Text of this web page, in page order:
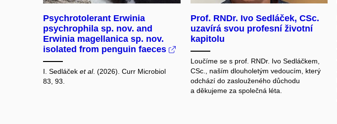
Psychrotolerant Erwinia
psychrophila sp. nov. and
Erwinia magellanica sp. nov.
isolated from penguin faeces
I. Sedláček et al. (2026). Curr Microbiol
83, 93.
Prof. RNDr. Ivo Sedláček, CSc.
uzavírá svou profesní životní
kapitolu
Loučíme se s prof. RNDr. Ivo Sedláčkem,
CSc., naším dlouholetým vedoucím, který
odchází do zaslouženého důchodu
a děkujeme za společná léta.